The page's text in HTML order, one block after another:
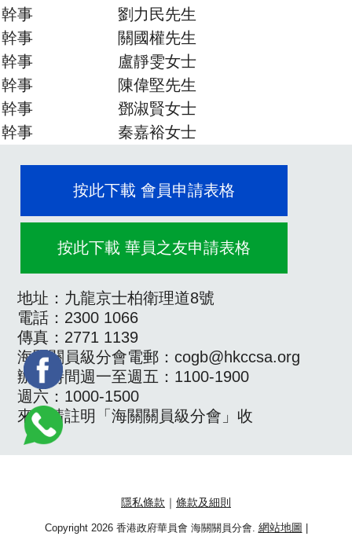
幹事
劉力民先生
幹事
關國權先生
幹事
盧靜雯女士
幹事
陳偉堅先生
幹事
鄧淑賢女士
幹事
秦嘉裕女士
按此下載 會員申請表格
按此下載 華員之友申請表格
地址：九龍京士柏衛理道8號
電話：2300 1066
傳真：2771 1139
海關關員級分會電郵：cogb@hkccsa.org
辦公時間週一至週五：1100-1900
週六：1000-1500
來信請註明「海關關員級分會」收
隱私條款 條款及細則
Copyright 2026 香港政府華員會 海關關員分會. 網站地圖